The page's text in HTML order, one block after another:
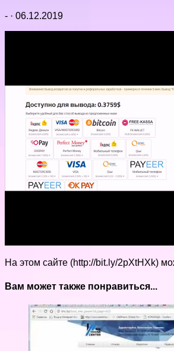
- · 06.12.2019
На этом сайте (http://bit.ly/2pXtHXk)
Вам может также понравиться...